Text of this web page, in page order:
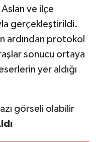
ve ilçe
gerçekleştirildi.
ardından protokol
sonucu ortaya
yer aldığı